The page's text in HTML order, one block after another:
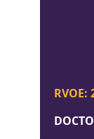
RVOE: